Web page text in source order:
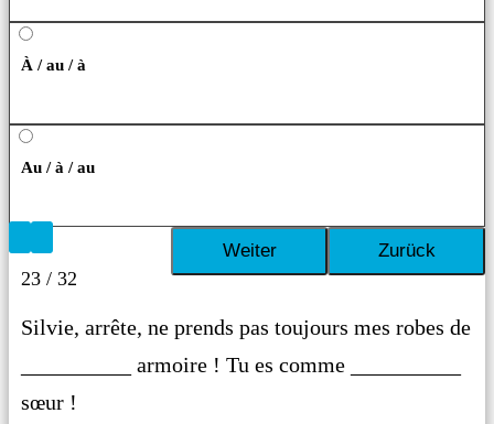
À / au / à
Au / à / au
23 / 32
Silvie, arrête, ne prends pas toujours mes robes de
__________ armoire ! Tu es comme __________
sœur !